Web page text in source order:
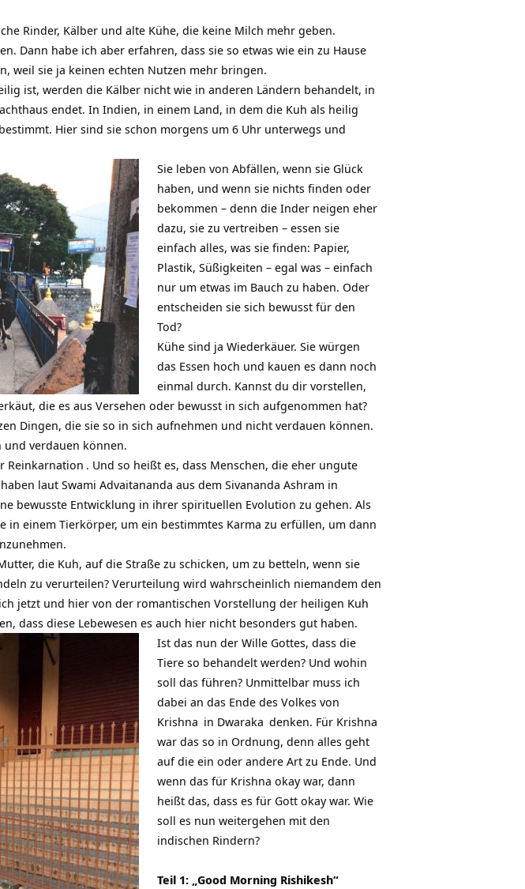
Rinder, Kälber und alte Kühe, die keine Milch mehr geben.
Dann habe ich aber erfahren, dass sie so etwas wie ein zu Hause
weil sie ja keinen echten Nutzen mehr bringen.
ist, werden die Kälber nicht wie in anderen Ländern behandelt, in
endet. In Indien, in einem Land, in dem die Kuh als heilig
Hier sind sie schon morgens um 6 Uhr unterwegs und
Sie leben von Abfällen, wenn sie Glück
haben, und wenn sie nichts finden oder
bekommen – denn die Inder neigen eher
dazu, sie zu vertreiben – essen sie
einfach alles, was sie finden: Papier,
Plastik, Süßigkeiten – egal was – einfach
nur um etwas im Bauch zu haben. Oder
entscheiden sie sich bewusst für den
Tod?
Kühe sind ja Wiederkäuer. Sie würgen
das Essen hoch und kauen es dann noch
einmal durch. Kannst du dir vorstellen,
die es aus Versehen oder bewusst in sich aufgenommen hat?
Dingen, die sie so in sich aufnehmen und nicht verdauen können.
und verdauen können.
Reinkarnation . Und so heißt es, dass Menschen, die eher ungute
laut Swami Advaitananda aus dem Sivananda Ashram in
bewusste Entwicklung in ihrer spirituellen Evolution zu gehen. Als
einem Tierkörper, um ein bestimmtes Karma zu erfüllen, um dann
die Kuh, auf die Straße zu schicken, um zu betteln, wenn sie
zu verurteilen? Verurteilung wird wahrscheinlich niemandem den
jetzt und hier von der romantischen Vorstellung der heiligen Kuh
dass diese Lebewesen es auch hier nicht besonders gut haben.
Ist das nun der Wille Gottes, dass die
Tiere so behandelt werden? Und wohin
soll das führen? Unmittelbar muss ich
dabei an das Ende des Volkes von
Krishna in Dwaraka denken. Für Krishna
war das so in Ordnung, denn alles geht
auf die ein oder andere Art zu Ende. Und
wenn das für Krishna okay war, dann
heißt das, dass es für Gott okay war. Wie
soll es nun weitergehen mit den
indischen Rindern?
Teil 1: „Good Morning Rishikesh“